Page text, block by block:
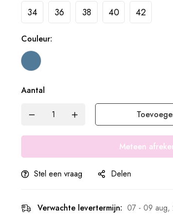
34 36 38 40 42
Couleur:
Aantal
Meteen
Stel een vraag Delen
Verwachte levertermijn: 07 - 09 aug,